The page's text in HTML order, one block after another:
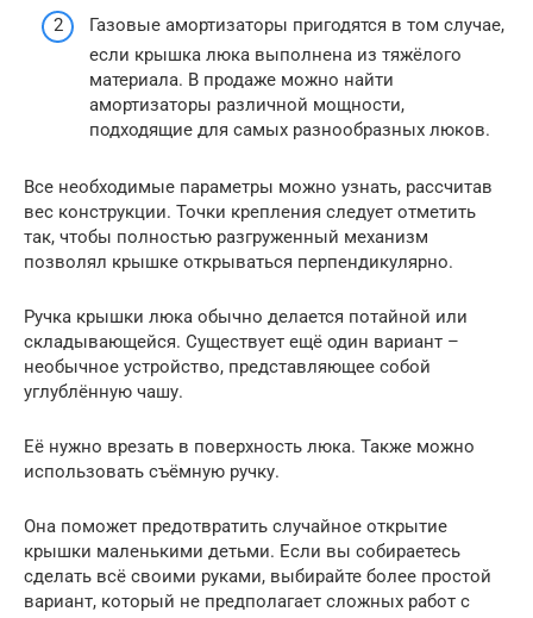
Газовые амортизаторы пригодятся в том случае,
если крышка люка выполнена из тяжёлого
материала. В продаже можно найти
амортизаторы различной мощности,
подходящие для самых разнообразных люков.
Все необходимые параметры можно узнать, рассчитав
вес конструкции. Точки крепления следует отметить
так, чтобы полностью разгруженный механизм
позволял крышке открываться перпендикулярно.
Ручка крышки люка обычно делается потайной или
складывающейся. Существует ещё один вариант –
необычное устройство, представляющее собой
углублённую чашу.
Её нужно врезать в поверхность люка. Также можно
использовать съёмную ручку.
Она поможет предотвратить случайное открытие
крышки маленькими детьми. Если вы собираетесь
сделать всё своими руками, выбирайте более простой
вариант, который не предполагает сложных работ с